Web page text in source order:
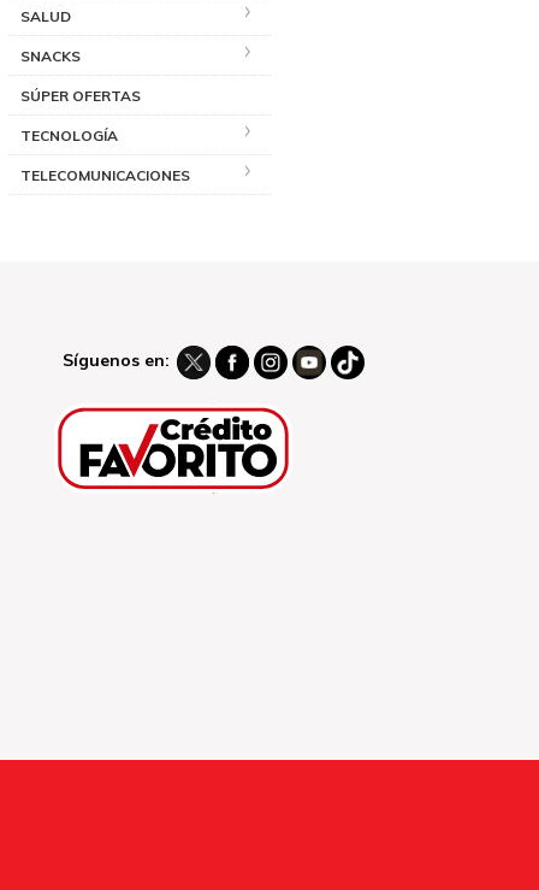
SALUD
SNACKS
SÚPER OFERTAS
TECNOLOGÍA
TELECOMUNICACIONES
Síguenos en: